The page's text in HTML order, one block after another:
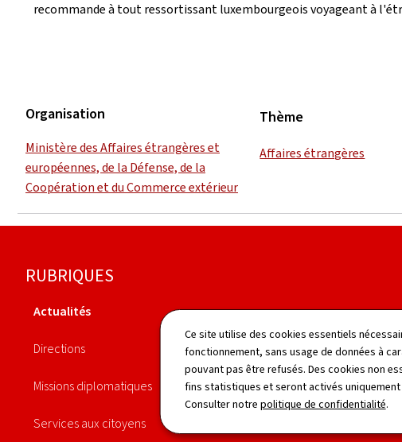
Ce site utilise des cookies essentiels
fonctionnement, sans usage de données à
pouvant pas être refusés. Des cookies non
fins statistiques et seront activés
Consulter notre politique de confidentialité.
recommande à tout ressortissant luxembourgeois voyageant à
Organisation
Ministère des Affaires étrangères et
européennes, de la Défense, de la
Coopération et du Commerce extérieur
Thème
Affaires étrangères
Pied
de
RUBRIQUES
Actualités
Directions
Missions diplomatiques
Services aux citoyens
Publications
Démarches